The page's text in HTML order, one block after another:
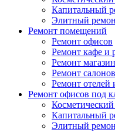
Капитальный
Элитный
Ремонт помещений
Ремонт офисов
Ремонт кафе и
Ремонт
Ремонт
Ремонт отелей
Ремонт офисов под
Капитальный
Элитный